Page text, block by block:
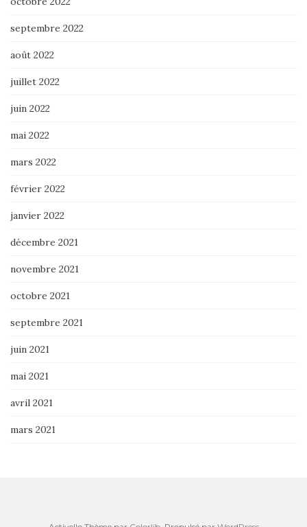
septembre 2022
août 2022
juillet 2022
juin 2022
mai 2022
mars 2022
février 2022
janvier 2022
décembre 2021
novembre 2021
octobre 2021
septembre 2021
juin 2021
mai 2021
avril 2021
mars 2021